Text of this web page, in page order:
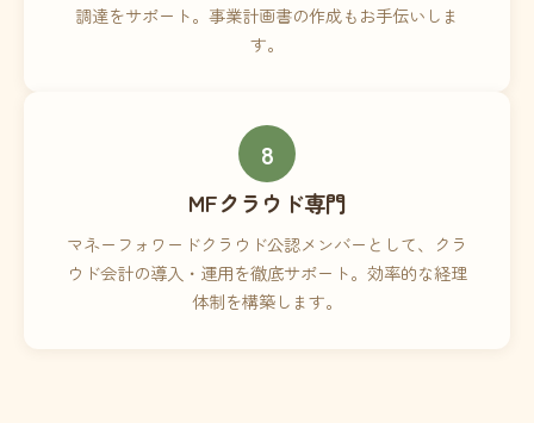
調達をサポート。事業計画書の作成もお手伝いしま
す。
8
MFクラウド専門
マネーフォワードクラウド公認メンバーとして、クラ
ウド会計の導入・運用を徹底サポート。効率的な経理
体制を構築します。